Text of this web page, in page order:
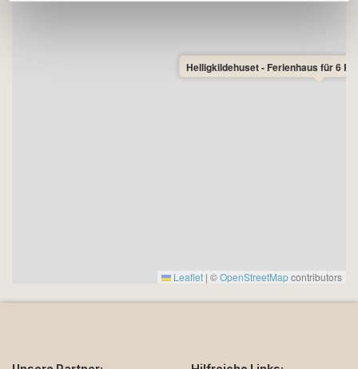
Helligkildehuset - Ferienhaus für 6
Leaflet | ©OpenStreetMapcontributors